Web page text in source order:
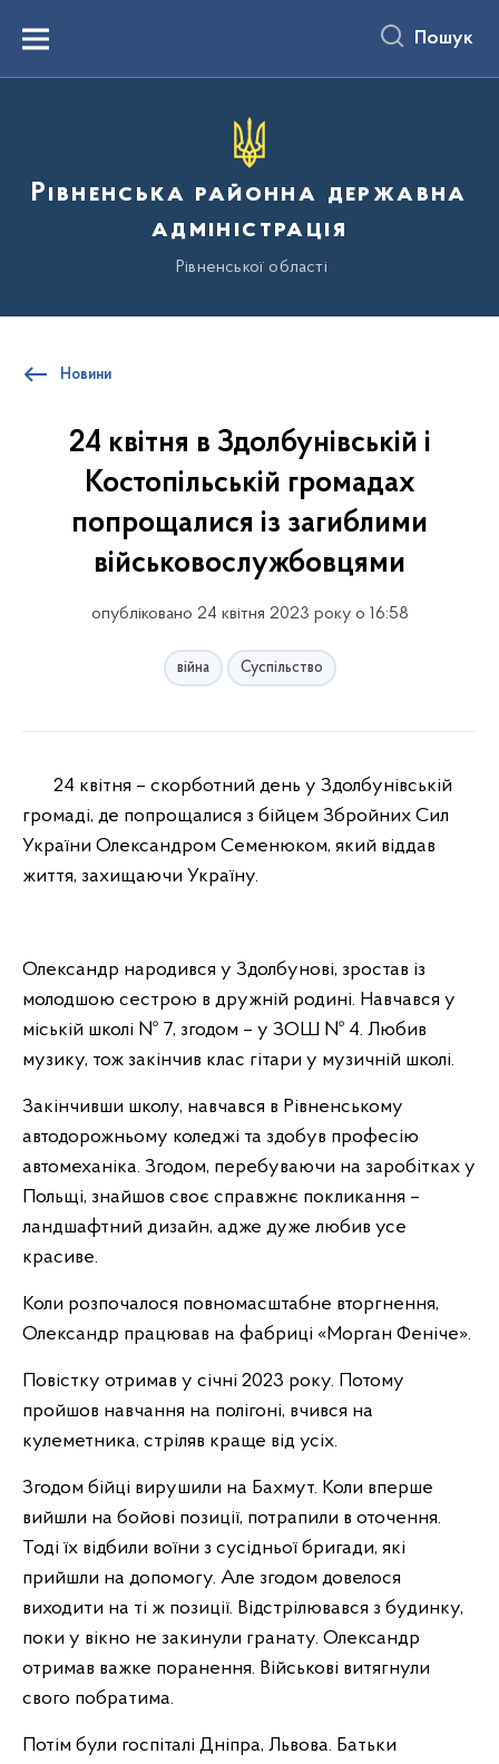
вмістуMenu Пошук
Рівненська районна державна
адміністрація
Рівненської області
Новини
24 квітня в Здолбунівській і
Костопільській громадах
попрощалися із загиблими
військовослужбовцями
опубліковано 24 квітня 2023 року о 16:58
війна Суспільство
24 квітня – скорботний день у Здолбунівській
громаді, де попрощалися з бійцем Збройних Сил
України Олександром Семенюком, який віддав
життя, захищаючи Україну.
Олександр народився у Здолбунові, зростав із
молодшою сестрою в дружній родині. Навчався у
міській школі № 7, згодом – у ЗОШ № 4. Любив
музику, тож закінчив клас гітари у музичній школі.
Закінчивши школу, навчався в Рівненському
автодорожньому коледжі та здобув професію
автомеханіка. Згодом, перебуваючи на заробітках у
Польщі, знайшов своє справжнє покликання –
ландшафтний дизайн, адже дуже любив усе
красиве.
Коли розпочалося повномасштабне вторгнення,
Олександр працював на фабриці «Морган Феніче».
Повістку отримав у січні 2023 року. Потому
пройшов навчання на полігоні, вчився на
кулеметника, стріляв краще від усіх.
Згодом бійці вирушили на Бахмут. Коли вперше
вийшли на бойові позиції, потрапили в оточення.
Тоді їх відбили воїни з сусідньої бригади, які
прийшли на допомогу. Але згодом довелося
виходити на ті ж позиції. Відстрілювався з будинку,
поки у вікно не закинули гранату. Олександр
отримав важке поранення. Військові витягнули
свого побратима.
Потім були госпіталі Дніпра, Львова. Батьки